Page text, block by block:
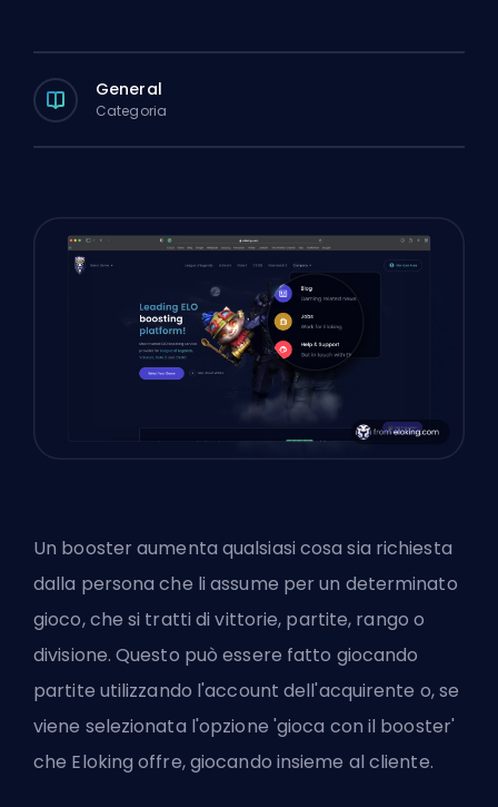
General
Categoria
Un booster aumenta qualsiasi cosa sia richiesta
dalla persona che li assume per un determinato
gioco, che si tratti di vittorie, partite, rango o
divisione. Questo può essere fatto giocando
partite utilizzando l'account dell'acquirente o, se
viene selezionata l'opzione 'gioca con il booster'
che Eloking offre, giocando insieme al cliente.